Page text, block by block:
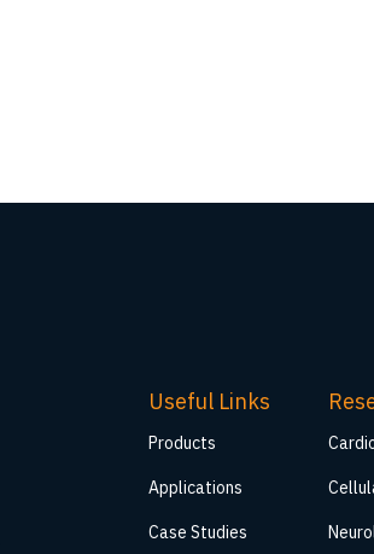
Useful Links
Products
Applications
Case Studies